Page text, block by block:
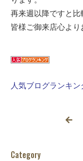
再来週以降ですと比
皆様ご御来店心より
人気ブログランキン
Category